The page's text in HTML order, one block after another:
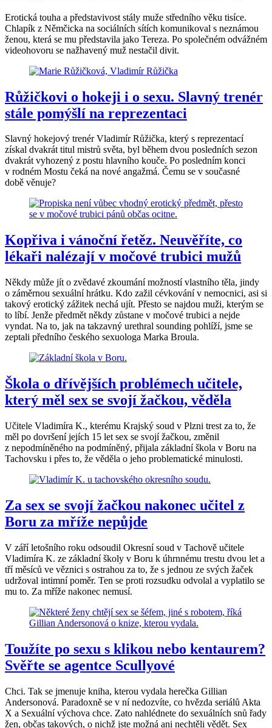
Erotická touha a představivost stály muže středního věku tisíce.
Chlapík z Němčicka na sociálních sítích komunikoval s neznámou
ženou, která se mu představila jako Tereza. Po společném odvážném
videohovoru se nažhavený muž nestačil divit.
Růžičkovi o hokeji i o sexu. Slavný trenér
stále pomýšlí na reprezentaci
Slavný hokejový trenér Vladimír Růžička, který s reprezentací
získal dvakrát titul mistrů světa, byl během dvou posledních sezon
dvakrát vyhozený z postu hlavního kouče. Po posledním konci
v rodném Mostu čeká na nové angažmá. Čemu se v současné
době věnuje?
Kopřiva i vánoční řetěz. Neuvěříte, co
lékaři nalézají v močové trubici mužů
Někdy může jít o zvědavé zkoumání možností vlastního těla, jindy
o záměrnou sexuální hrátku. Kdo zažil cévkování v nemocnici, asi si
takový erotický zážitek nechá ujít. Přesto se najdou muži, kterým se
to líbí. Jenže předmět někdy zůstane v močové trubici a nejde
vyndat. Na to, jak na takzavný urethral sounding pohlíží, jsme se
zeptali předního českého sexuologa Marka Broula.
Škola o dřívějších problémech učitele,
který měl sex se svojí žačkou, věděla
Učitele Vladimíra K., kterému Krajský soud v Plzni trest za to, že
měl po dovršení jejích 15 let sex se svojí žačkou, změnil
z nepodmíněného na podmíněný, přijala základní škola v Boru na
Tachovsku i přes to, že věděla o jeho problematické minulosti.
Za sex se svojí žačkou nakonec učitel z
Boru za mříže nepůjde
V září letošního roku odsoudil Okresní soud v Tachově učitele
Vladimíra K. ze základní školy v Boru k úhrnnému trestu dvou let a
tří měsíců ve věznici s ostrahou za to, že s jednou ze svých žaček
udržoval intimní poměr. Ten se proti rozsudku odvolal a vyplatilo se
mu to. Za mříže nakonec nemusí.
Toužíte po sexu s klikou nebo kentaurem?
Svěřte se agentce Scullyové
Chci. Tak se jmenuje kniha, kterou vydala herečka Gillian
Andersonová. Paradoxně se v ní nedozvíte, co hvězda seriálů Akta
X a Sexuální výchova chce. Zato nahlédnete do sexuálních snů řady
žen, občas takových, o nichž jste možná ani nechtěli vědět. Sex